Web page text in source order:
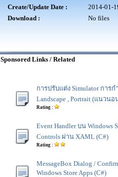
Create/Update Date :
2014-01-
Download :
No files
Sponsored Links / Related
การปรับแต่ง Simulator การ
Landscape , Portrait (แนวนอ
Rating :
Event Handler บน Windows
Controls ผ่าน XAML (C#)
Rating :
MessageBox Dialog /
Windows Store Apps (C#)